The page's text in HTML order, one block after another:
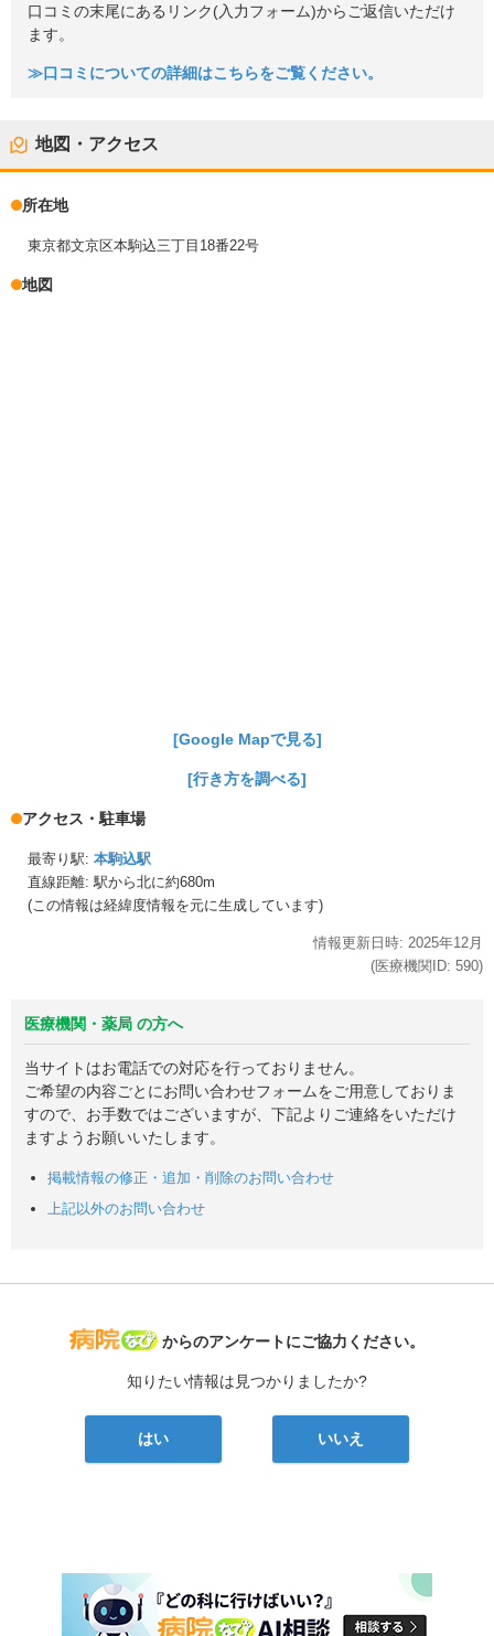
口コミの末尾にあるリンク(入力フォーム)からご返信いただけ
ます。
≫口コミについての詳細はこちらをご覧ください。
地図・アクセス
所在地
東京都文京区本駒込三丁目18番22号
地図
[Google Mapで見る]
[行き方を調べる]
アクセス・駐車場
最寄り駅: 本駒込駅
直線距離: 駅から北に約680m
(この情報は経緯度情報を元に生成しています)
情報更新日時: 2025年12月
(医療機関ID: 590)
医療機関・薬局 の方へ
当サイトはお電話での対応を行っておりません。
ご希望の内容ごとにお問い合わせフォームをご用意しておりま
すので、お手数ではございますが、下記よりご連絡をいただけ
ますようお願いいたします。
掲載情報の修正・追加・削除のお問い合わせ
上記以外のお問い合わせ
病院なび
からのアンケートにご協力ください。
知りたい情報は見つかりましたか?
はい いいえ